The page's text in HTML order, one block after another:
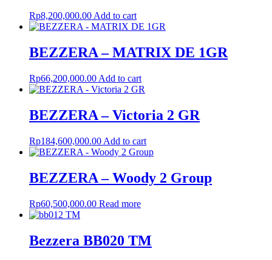
Rp8,200,000.00 Add to cart
BEZZERA – MATRIX DE 1GR
Rp66,200,000.00 Add to cart
BEZZERA – Victoria 2 GR
Rp184,600,000.00 Add to cart
BEZZERA – Woody 2 Group
Rp60,500,000.00 Read more
Bezzera BB020 TM